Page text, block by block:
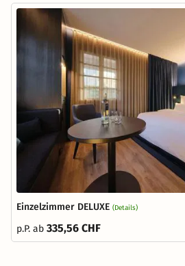
Einzelzimmer DELUXE (Details)
p.P. ab 335,56 CHF